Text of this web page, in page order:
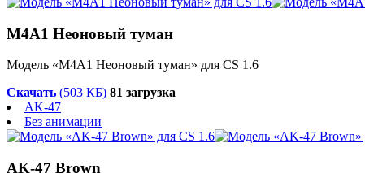
М4А1 Неоновый туман
Модель «М4А1 Неоновый туман» для CS 1.6
Скачать (503 КБ) 81 загрузка
AK-47
Без анимации
AK-47 Brown